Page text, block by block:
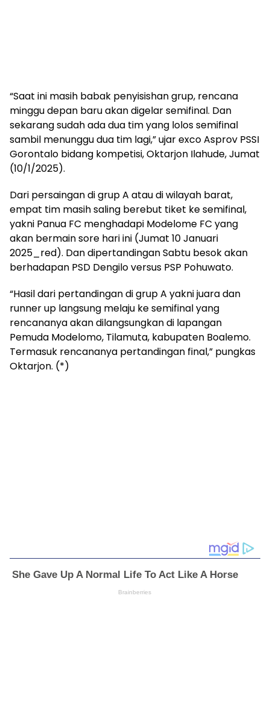
“Saat ini masih babak penyisishan grup, rencana
minggu depan baru akan digelar semifinal. Dan
sekarang sudah ada dua tim yang lolos semifinal
sambil menunggu dua tim lagi,” ujar exco Asprov PSSI
Gorontalo bidang kompetisi, Oktarjon Ilahude, Jumat
(10/1/2025).
Dari persaingan di grup A atau di wilayah barat,
empat tim masih saling berebut tiket ke semifinal,
yakni Panua FC menghadapi Modelome FC yang
akan bermain sore hari ini (Jumat 10 Januari
2025_red). Dan dipertandingan Sabtu besok akan
berhadapan PSD Dengilo versus PSP Pohuwato.
“Hasil dari pertandingan di grup A yakni juara dan
runner up langsung melaju ke semifinal yang
rencananya akan dilangsungkan di lapangan
Pemuda Modelomo, Tilamuta, kabupaten Boalemo.
Termasuk rencananya pertandingan final,” pungkas
Oktarjon. (*)